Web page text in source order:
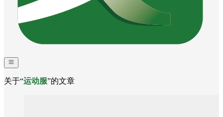
关于“运动服”的文章